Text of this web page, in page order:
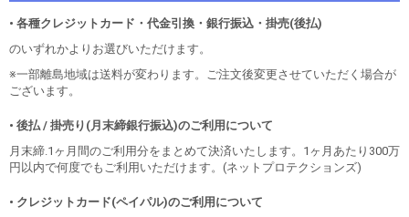
• 各種クレジットカード・代金引換・銀行振込・掛売(後払)
のいずれかよりお選びいただけます。
※一部離島地域は送料が変わります。ご注文後変更させていただく場合が
ございます。
• 後払 / 掛売り(月末締銀行振込)のご利用について
月末締.1ヶ月間のご利用分をまとめて決済いたします。1ヶ月あたり300万
円以内で何度でもご利用いただけます。(ネットプロテクションズ)
• クレジットカード(ペイパル)のご利用について